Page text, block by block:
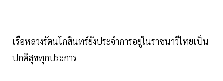
เรือหลวงรัตนโกสินทร์ยังประจำการอยู่ในราชนาวีไทยเป็น
ปกติสุขทุกประการ